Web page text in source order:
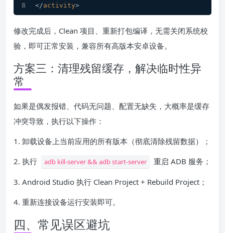
</activity>
修改完成后，Clean 项目、重新打包编译，无需关闭系统校
验，即可正常安装，兼容所有高版本安卓设备。
方案三：清理残留缓存，解决临时性异
常
如果是偶发报错、代码无问题、配置无缺失，大概率是缓存
冲突导致，执行以下操作：
1. 卸载设备上当前应用的所有版本（彻底清除残留数据）；
2. 执行
adb kill-server && adb start-server 重启 ADB 服务；
3. Android Studio 执行 Clean Project + Rebuild Project；
4. 重新连接设备运行安装即可。
四、常见误区避坑